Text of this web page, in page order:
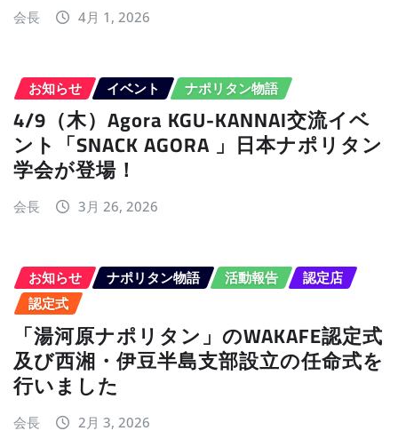
会長 4月 1, 2026
お知らせ イベント ナポリタン物語
4/9（木）Agora KGU-KANNAI交流イベ
ント「SNACK AGORA 」日本ナポリタン
学会が登場！
会長 3月 26, 2026
お知らせ ナポリタン物語 活動報告
認定店
認定式
「湯河原ナポリタン」のWAKAFE認定式
及び西湘・伊豆半島支部設立の任命式を
行いました
会長 2月 3, 2026